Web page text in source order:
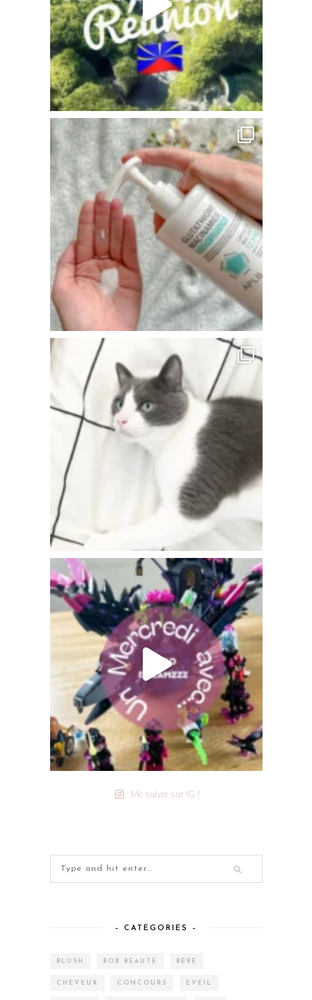
Me suivre sur IG !
– CATEGORIES –
BLUSH BOX BEAUTÉ BÉBÉ
CHEVEUX CONCOURS EVEIL